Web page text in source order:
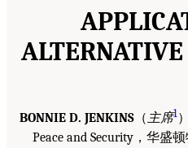
BONNIE D. JENKINS （ 主席1
Peace and Security，华盛